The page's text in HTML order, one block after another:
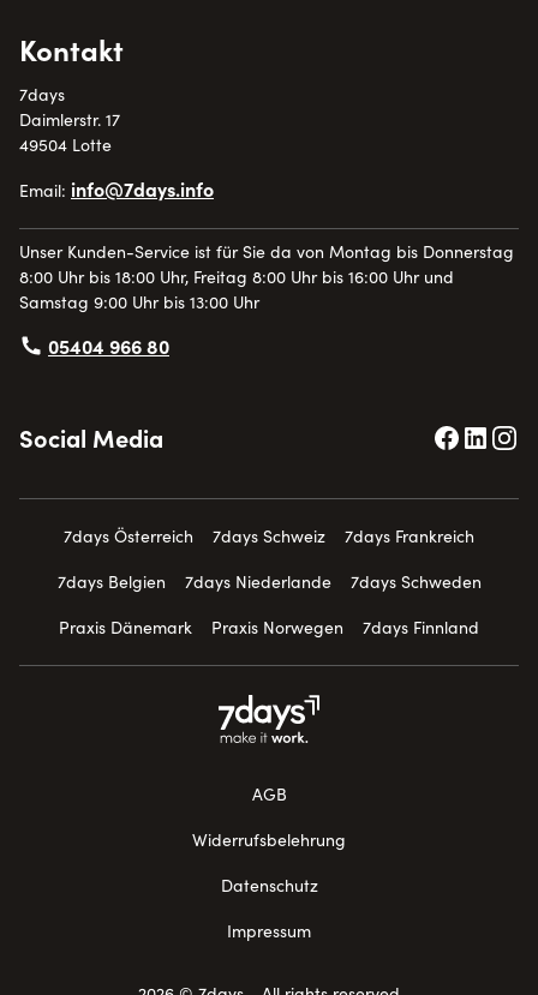
Kontakt
7days
Daimlerstr. 17
49504 Lotte
Email: info@7days.info
Unser Kunden-Service ist für Sie da von Montag bis Donnerstag
8:00 Uhr bis 18:00 Uhr, Freitag 8:00 Uhr bis 16:00 Uhr und
Samstag 9:00 Uhr bis 13:00 Uhr
05404 966 80
Social Media
7days Österreich 7days Schweiz
7days Frankreich
7days Belgien
7days Niederlande
7days Schweden
Praxis Dänemark
Praxis Norwegen 7days Finnland
AGB
Widerrufsbelehrung
Datenschutz
Impressum